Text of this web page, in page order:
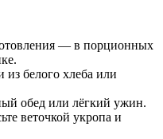
— в порционных
из белого хлеба или
обед или лёгкий ужин.
веточкой укропа и